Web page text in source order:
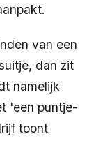
van een
dan zit
namelijk
'een puntje-
toont